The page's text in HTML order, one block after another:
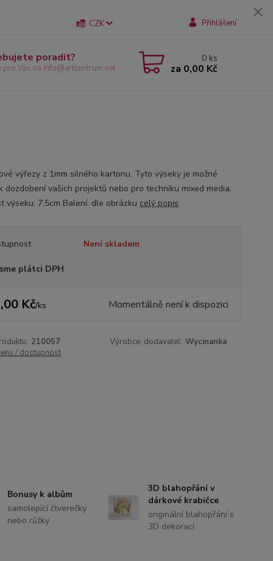
CZK Přihlášení
poradit?
pro Vás na info@artcentrum.net
0 ks
za 0,00 Kč
výřezy z 1mm silného kartonu. Tyto výseky je možné
dozdobení vašich projektů nebo pro techniku mixed media.
výseku: 7,5cm Balení: dle obrázku celý popis
Není skladem
plátci DPH
Kč/ks Momentálně není k dispozici
210057 Výrobce, dodavatel: Wycinanka
/ dostupnost
Bonusy k albům
samolepící čtverečky
nebo růžky
3D blahopřání v
dárkové krabičce
originální blahopřání s
3D dekorací